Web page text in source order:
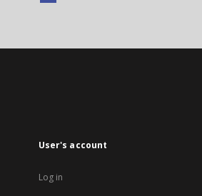
open
User's account
Log in